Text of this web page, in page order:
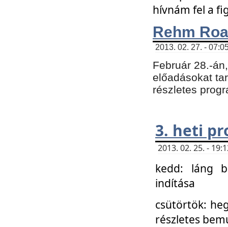
hívnám fel a
Rehm
2013. 02. 27. -
Február 28.-
előadásokat
részletes
3. heti
2013. 02. 25. -
kedd: láng
indítása
csütörtök:
részletes